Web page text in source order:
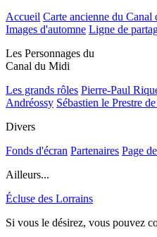
Accueil Carte ancienne du Canal
Images d'automne Ligne de
Les Personnages du
Canal du Midi
Les grands rôles Pierre-Paul
Andréossy Sébastien le Prestre
Divers
Fonds d'écran Partenaires Page
Ailleurs...
Écluse des Lorrains
Si vous le désirez, vous pouvez